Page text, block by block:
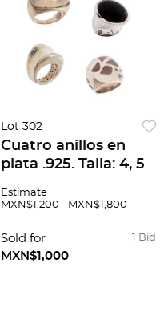
Lot 302
Cuatro anillos en
plata .925. Talla: 4, 5
Estimate
MXN$1,200 - MXN$1,800
1 Bid
Sold for
MXN$1,000